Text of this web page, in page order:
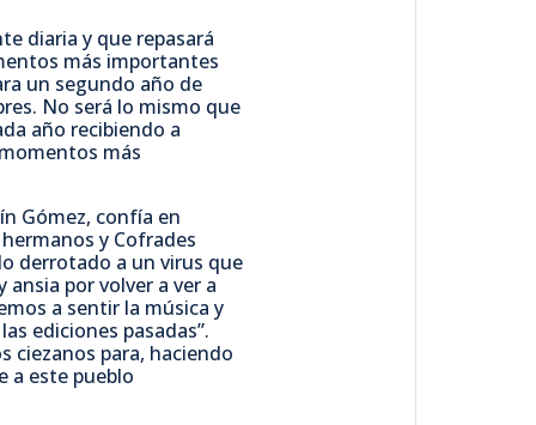
diaria y que repasará
más importantes
un segundo año de
No será lo mismo que
año recibiendo a
más
Gómez, confía en
y Cofrades
derrotado a un virus que
ansia por volver a ver a
a sentir la música y
ediciones pasadas”.
ciezanos para, haciendo
a este pueblo